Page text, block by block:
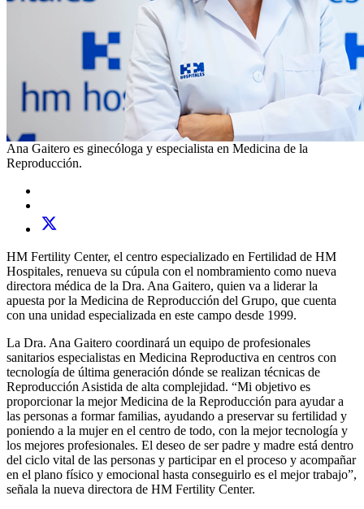
Ana Gaitero es ginecóloga y especialista en Medicina de la
Reproducción.
HM Fertility Center, el centro especializado en Fertilidad de HM
Hospitales, renueva su cúpula con el nombramiento como nueva
directora médica de la Dra. Ana Gaitero, quien va a liderar la
apuesta por la Medicina de Reproducción del Grupo, que cuenta
con una unidad especializada en este campo desde 1999.
La Dra. Ana Gaitero coordinará un equipo de profesionales
sanitarios especialistas en Medicina Reproductiva en centros con
tecnología de última generación dónde se realizan técnicas de
Reproducción Asistida de alta complejidad. “Mi objetivo es
proporcionar la mejor Medicina de la Reproducción para ayudar a
las personas a formar familias, ayudando a preservar su fertilidad y
poniendo a la mujer en el centro de todo, con la mejor tecnología y
los mejores profesionales. El deseo de ser padre y madre está dentro
del ciclo vital de las personas y participar en el proceso y acompañar
en el plano físico y emocional hasta conseguirlo es el mejor trabajo”,
señala la nueva directora de HM Fertility Center.